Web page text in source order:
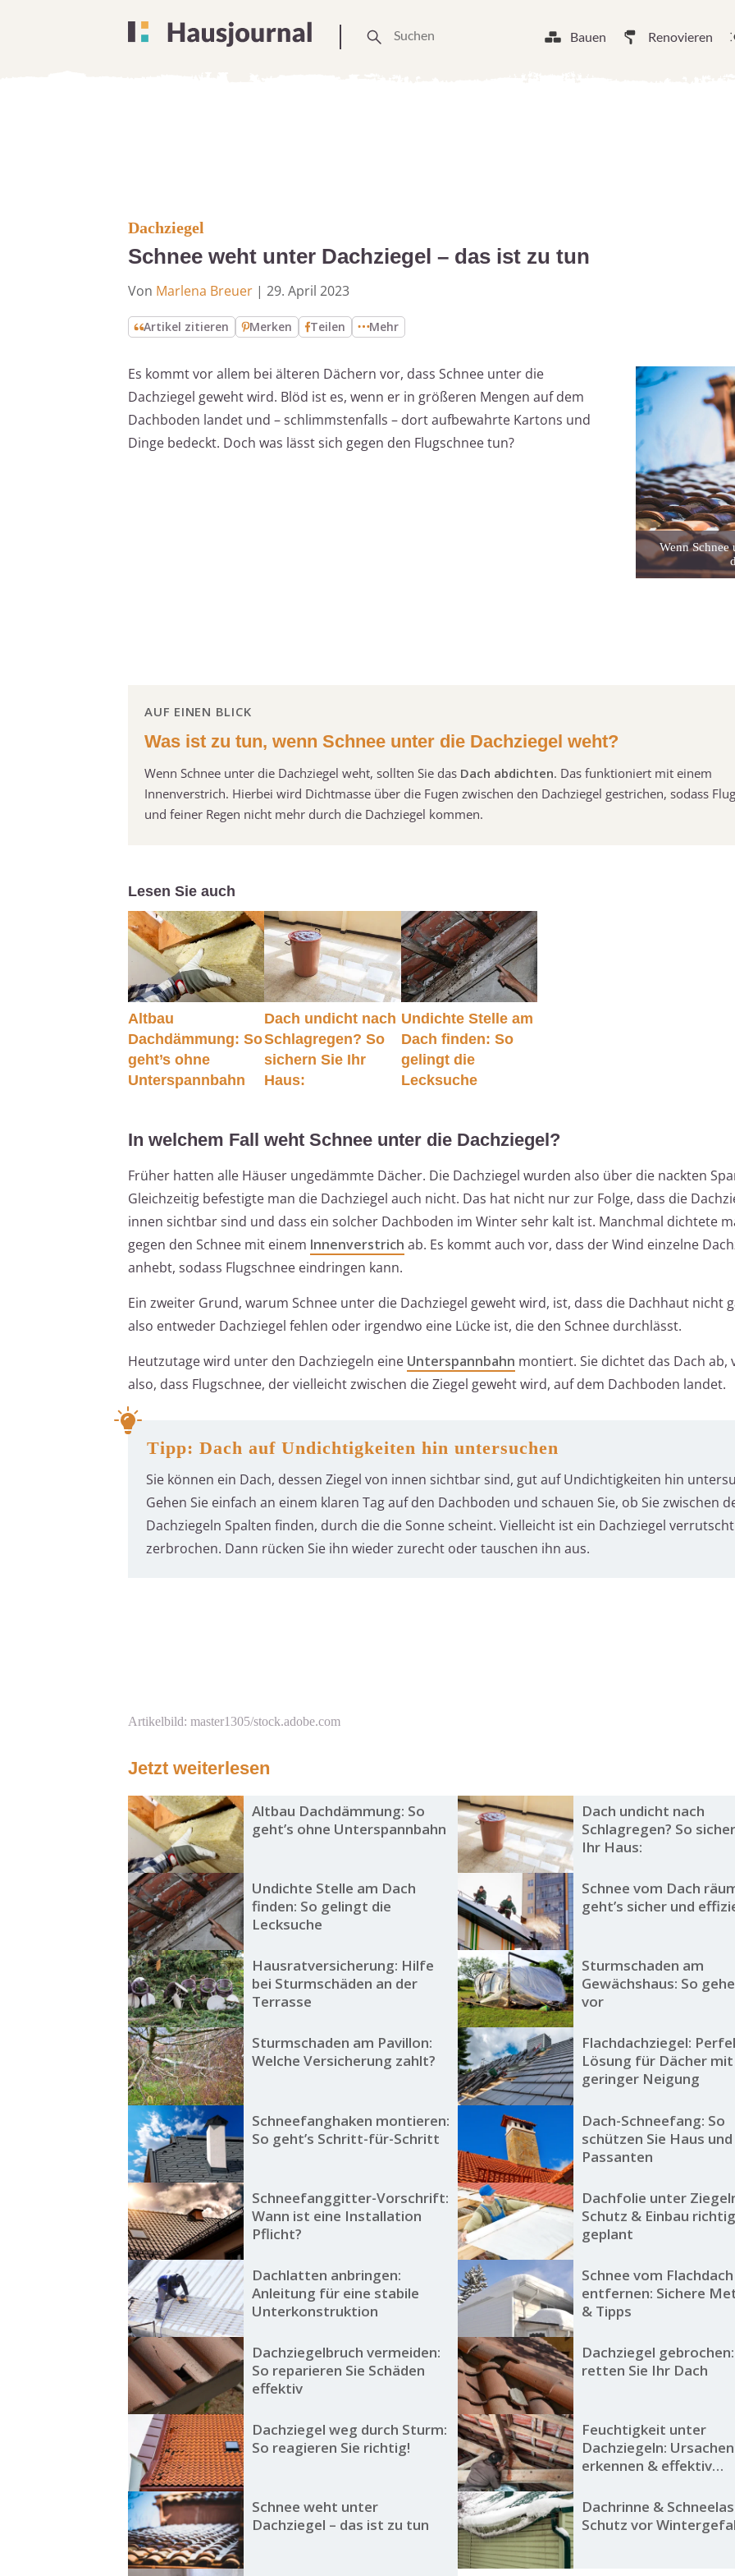
Bauen Renovieren
Dachziegel
Schnee weht unter Dachziegel – das ist zu tun
Von Marlena Breuer | 29. April 2023
Artikel zitieren Merken Teilen Mehr
Es kommt vor allem bei älteren Dächern vor, dass Schnee unter die
Dachziegel geweht wird. Blöd ist es, wenn er in größeren Mengen auf dem
Dachboden landet und – schlimmstenfalls – dort aufbewahrte Kartons und
Dinge bedeckt. Doch was lässt sich gegen den Flugschnee tun?
Wenn Schnee
AUF EINEN BLICK
Was ist zu tun, wenn Schnee unter die Dachziegel weht?
Wenn Schnee unter die Dachziegel weht, sollten Sie das Dach abdichten. Das funktioniert mit einem
Innenverstrich. Hierbei wird Dichtmasse über die Fugen zwischen den Dachziegel gestrichen, sodass
und feiner Regen nicht mehr durch die Dachziegel kommen.
Lesen Sie auch
Altbau
Dachdämmung: So
geht’s ohne
Unterspannbahn
Dach undicht nach
Schlagregen? So
sichern Sie Ihr
Haus:
Undichte Stelle am
Dach finden: So
gelingt die
Lecksuche
In welchem Fall weht Schnee unter die Dachziegel?
Früher hatten alle Häuser ungedämmte Dächer. Die Dachziegel wurden also über die nackten
Gleichzeitig befestigte man die Dachziegel auch nicht. Das hat nicht nur zur Folge, dass die
innen sichtbar sind und dass ein solcher Dachboden im Winter sehr kalt ist. Manchmal dichtete
gegen den Schnee mit einem Innenverstrich ab. Es kommt auch vor, dass der Wind einzelne
anhebt, sodass Flugschnee eindringen kann.
Ein zweiter Grund, warum Schnee unter die Dachziegel geweht wird, ist, dass die Dachhaut nicht
also entweder Dachziegel fehlen oder irgendwo eine Lücke ist, die den Schnee durchlässt.
Heutzutage wird unter den Dachziegeln eine Unterspannbahn montiert. Sie dichtet das Dach ab,
also, dass Flugschnee, der vielleicht zwischen die Ziegel geweht wird, auf dem Dachboden landet.
Tipp: Dach auf Undichtigkeiten hin untersuchen
Sie können ein Dach, dessen Ziegel von innen sichtbar sind, gut auf Undichtigkeiten hin
Gehen Sie einfach an einem klaren Tag auf den Dachboden und schauen Sie, ob Sie zwischen
Dachziegeln Spalten finden, durch die die Sonne scheint. Vielleicht ist ein Dachziegel
zerbrochen. Dann rücken Sie ihn wieder zurecht oder tauschen ihn aus.
Artikelbild: master1305/stock.adobe.com
Jetzt weiterlesen
Altbau Dachdämmung: So
geht’s ohne Unterspannbahn
Dach undicht nach
Schlagregen? So
Ihr Haus:
Undichte Stelle am Dach
finden: So gelingt die
Lecksuche
Schnee vom Dach
geht’s sicher und
Hausratversicherung: Hilfe
bei Sturmschäden an der
Terrasse
Sturmschaden am
Gewächshaus: So
vor
Sturmschaden am Pavillon:
Welche Versicherung zahlt?
Flachdachziegel:
Lösung für Dächer mit
geringer Neigung
Schneefanghaken montieren:
So geht’s Schritt-für-Schritt
Dach-Schneefang: So
schützen Sie Haus und
Passanten
Schneefanggitter-Vorschrift:
Wann ist eine Installation
Pflicht?
Dachfolie unter
Schutz & Einbau richtig
geplant
Dachlatten anbringen:
Anleitung für eine stabile
Unterkonstruktion
Schnee vom Flachdach
entfernen: Sichere
& Tipps
Dachziegelbruch vermeiden:
So reparieren Sie Schäden
effektiv
Dachziegel
retten Sie Ihr Dach
Dachziegel weg durch Sturm:
So reagieren Sie richtig!
Feuchtigkeit unter
Dachziegeln: Ursachen
erkennen & effektiv
Schnee weht unter
Dachziegel – das ist zu tun
Dachrinne &
Schutz vor